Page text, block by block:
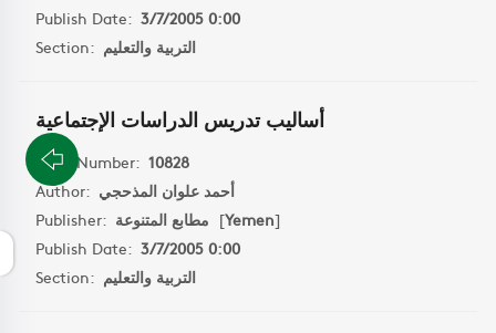
Publish Date: 3/7/2005 0:00
Section: التربية والتعليم
أساليب تدريس الدراسات الإجتماعية
Book Number: 10828
Author: أحمد علوان المذحجي
Publisher: مطابع المتنوعة [Yemen]
Publish Date: 3/7/2005 0:00
Section: التربية والتعليم